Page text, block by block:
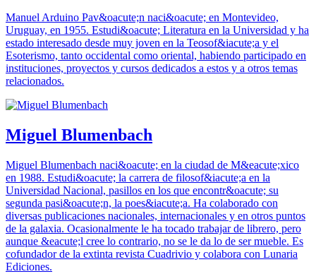
Manuel Arduino Pav&oacute;n naci&oacute; en Montevideo,
Uruguay, en 1955. Estudi&oacute; Literatura en la Universidad y ha
estado interesado desde muy joven en la Teosof&iacute;a y el
Esoterismo, tanto occidental como oriental, habiendo participado en
instituciones, proyectos y cursos dedicados a estos y a otros temas
relacionados.
Miguel Blumenbach
Miguel Blumenbach naci&oacute; en la ciudad de M&eacute;xico
en 1988. Estudi&oacute; la carrera de filosof&iacute;a en la
Universidad Nacional, pasillos en los que encontr&oacute; su
segunda pasi&oacute;n, la poes&iacute;a. Ha colaborado con
diversas publicaciones nacionales, internacionales y en otros puntos
de la galaxia. Ocasionalmente le ha tocado trabajar de librero, pero
aunque &eacute;l cree lo contrario, no se le da lo de ser mueble. Es
cofundador de la extinta revista Cuadrivio y colabora con Lunaria
Ediciones.